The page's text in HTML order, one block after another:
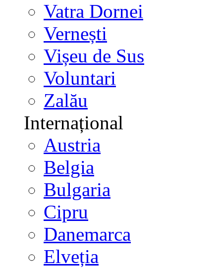
Vatra Dornei
Vernești
Vișeu de Sus
Voluntari
Zalău
Internațional
Austria
Belgia
Bulgaria
Cipru
Danemarca
Elveția